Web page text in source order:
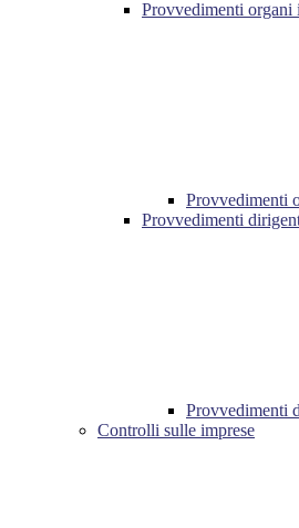
Provvedimenti
Provvedimenti
Provvedimenti
Provvedimenti
Controlli sulle imprese